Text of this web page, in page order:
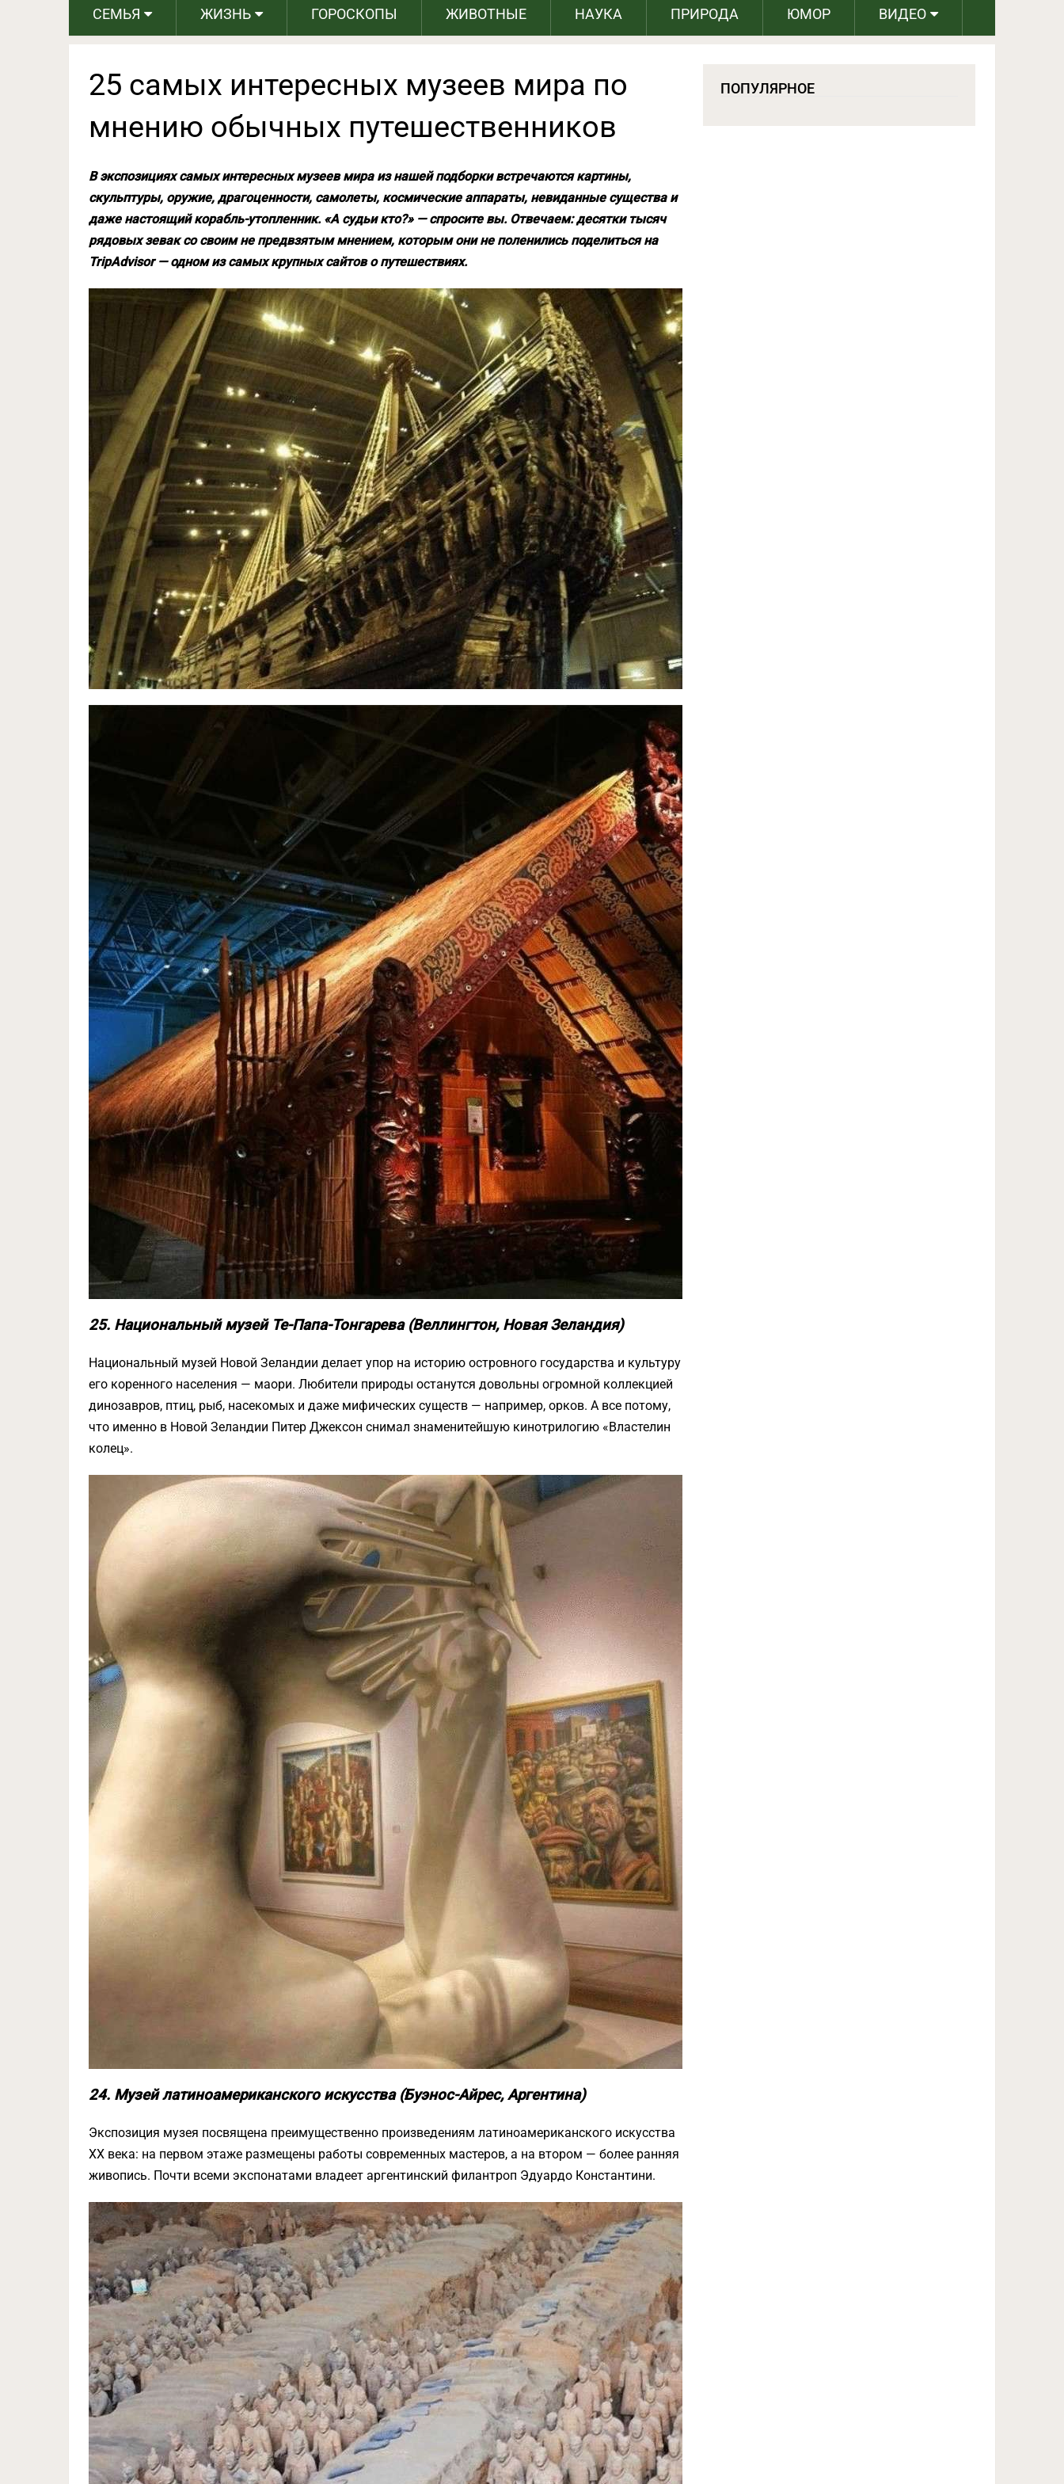
СЕМЬЯ ЖИЗНЬ ГОРОСКОПЫ ЖИВОТНЫЕ НАУКА ПРИРОДА ЮМОР ВИДЕО
25 самых интересных музеев мира по
мнению обычных путешественников
В экспозициях самых интересных музеев мира из нашей подборки встречаются картины,
скульптуры, оружие, драгоценности, самолеты, космические аппараты, невиданные существа и
даже настоящий корабль-утопленник. «А судьи кто?» — спросите вы. Отвечаем: десятки тысяч
рядовых зевак со своим не предвзятым мнением, которым они не поленились поделиться на
TripAdvisor — одном из самых крупных сайтов о путешествиях.
25. Национальный музей Те-Папа-Тонгарева (Веллингтон, Новая Зеландия)
Национальный музей Новой Зеландии делает упор на историю островного государства и культуру
его коренного населения — маори. Любители природы останутся довольны огромной коллекцией
динозавров, птиц, рыб, насекомых и даже мифических существ — например, орков. А все потому,
что именно в Новой Зеландии Питер Джексон снимал знаменитейшую кинотрилогию «Властелин
колец».
24. Музей латиноамериканского искусства (Буэнос-Айрес, Аргентина)
Экспозиция музея посвящена преимущественно произведениям латиноамериканского искусства
XX века: на первом этаже размещены работы современных мастеров, а на втором — более ранняя
живопись. Почти всеми экспонатами владеет аргентинский филантроп Эдуардо Константини.
ПОПУЛЯРНОЕ